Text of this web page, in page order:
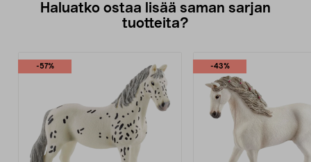
Haluatko ostaa lisää saman sarjan
tuotteita?
-57% -43%